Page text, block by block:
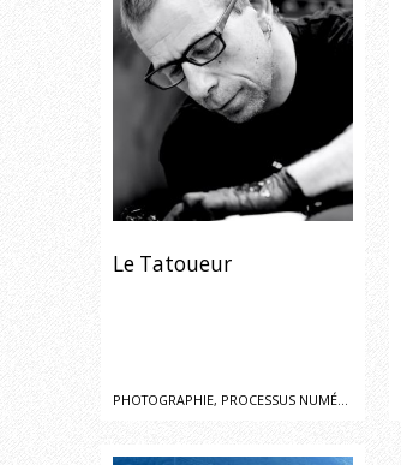
Le Tatoueur
PHOTOGRAPHIE, PROCESSUS NUMÉRIQUE